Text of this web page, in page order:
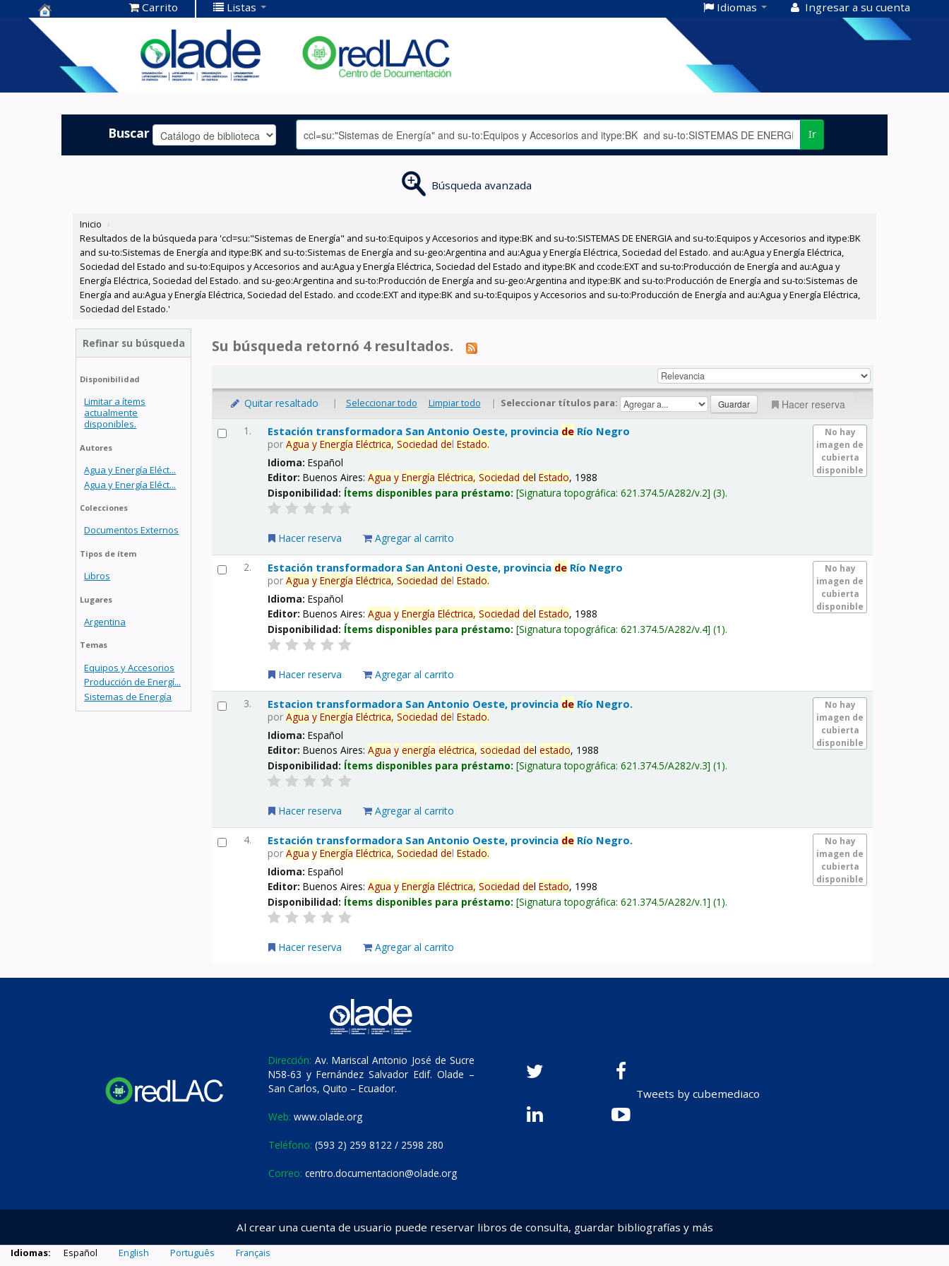
Centro de
Documentación
OLADE -
Carrito Listas Idiomas Ingresar a su cuenta
Buscar Ir
Búsqueda avanzada
Inicio ›
Resultados de la búsqueda para 'ccl=su:"Sistemas de Energía" and su-to:Equipos y Accesorios and itype:BK and su-to:SISTEMAS DE ENERGIA and su-to:Equipos y Accesorios and itype:BK
and su-to:Sistemas de Energía and itype:BK and su-to:Sistemas de Energía and su-geo:Argentina and au:Agua y Energía Eléctrica, Sociedad del Estado. and au:Agua y Energía Eléctrica,
Sociedad del Estado and su-to:Equipos y Accesorios and au:Agua y Energía Eléctrica, Sociedad del Estado and itype:BK and ccode:EXT and su-to:Producción de Energía and au:Agua y
Energía Eléctrica, Sociedad del Estado. and su-geo:Argentina and su-to:Producción de Energía and su-geo:Argentina and itype:BK and su-to:Producción de Energía and su-to:Sistemas de
Energía and au:Agua y Energía Eléctrica, Sociedad del Estado. and ccode:EXT and itype:BK and su-to:Equipos y Accesorios and su-to:Producción de Energía and au:Agua y Energía Eléctrica,
Sociedad del Estado.'
Refinar su búsqueda
Disponibilidad
Limitar a ítems
actualmente
disponibles.
Autores
Agua y Energía Eléct...
Agua y Energía Eléct...
Colecciones
Documentos Externos
Tipos de ítem
Libros
Lugares
Argentina
Temas
Equipos y Accesorios
Producción de Energí...
Sistemas de Energía
Su búsqueda retornó 4 resultados.
Quitar resaltado | Seleccionar todo Limpiar todo | Seleccionar títulos para: Hacer reserva
1.
No hay
imagen de
cubierta
disponible
Estación transformadora San Antonio Oeste, provincia de Río Negro
porAgua y Energía Eléctrica, Sociedad delEstado.
Idioma:Español
Editor:Buenos Aires:Agua y Energía Eléctrica, Sociedad delEstado, 1988
Disponibilidad: Ítems disponibles para préstamo: Signatura topográfica:621.374.5/A282/v.2 (3).
Hacer reserva Agregar al carrito
2.
No hay
imagen de
cubierta
disponible
Estación transformadora San Antoni Oeste, provincia de Río Negro
porAgua y Energía Eléctrica, Sociedad delEstado.
Idioma:Español
Editor:Buenos Aires:Agua y Energía Eléctrica, Sociedad delEstado, 1988
Disponibilidad: Ítems disponibles para préstamo: Signatura topográfica:621.374.5/A282/v.4 (1).
Hacer reserva Agregar al carrito
3.
No hay
imagen de
cubierta
disponible
Estacion transformadora San Antonio Oeste, provincia de Río Negro.
porAgua y Energía Eléctrica, Sociedad delEstado.
Idioma:Español
Editor:Buenos Aires:Agua y energía eléctrica, sociedad delestado, 1988
Disponibilidad: Ítems disponibles para préstamo: Signatura topográfica:621.374.5/A282/v.3 (1).
Hacer reserva Agregar al carrito
4.
No hay
imagen de
cubierta
disponible
Estación transformadora San Antonio Oeste, provincia de Río Negro.
porAgua y Energía Eléctrica, Sociedad delEstado.
Idioma:Español
Editor:Buenos Aires:Agua y Energía Eléctrica, Sociedad delEstado, 1998
Disponibilidad: Ítems disponibles para préstamo: Signatura topográfica:621.374.5/A282/v.1 (1).
Hacer reserva Agregar al carrito
Dirección: Av. Mariscal Antonio José de Sucre
N58-63 y Fernández Salvador Edif. Olade –
San Carlos, Quito – Ecuador.
Web: www.olade.org
Teléfono: (593 2) 259 8122 / 2598 280
Correo: centro.documentacion@olade.org
Tweets by cubemediaco
Al crear una cuenta de usuario puede reservar libros de consulta, guardar bibliografías y más
Idiomas: Español English Português Français